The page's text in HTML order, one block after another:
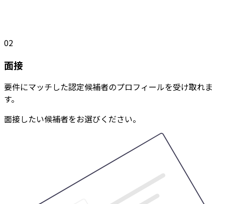
02
面接
要件にマッチした認定候補者のプロフィールを受け取れま
す。
面接したい候補者をお選びください。